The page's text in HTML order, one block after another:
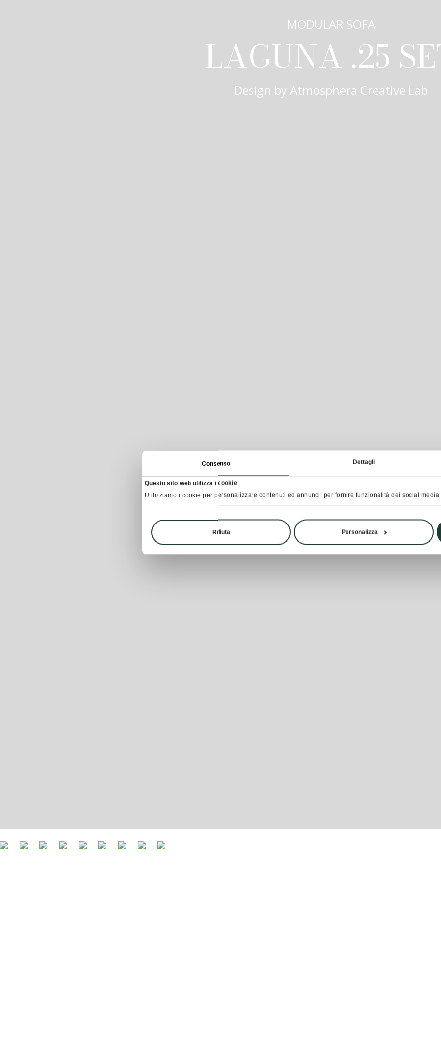
Consenso Dettagli
Questo sito web utilizza i cookie
Utilizziamo i cookie per personalizzare contenuti ed annunci, per fornire funzionalità dei social
Rifiuta Personalizza
MODULAR SOFA
LAGUNA .25
Design by Atmosphera Creative Lab